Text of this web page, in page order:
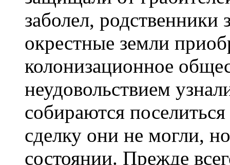
заболел, родственники
окрестные земли
колонизационное
неудовольствием
собираются
сделку они не могли,
состоянии. Прежде